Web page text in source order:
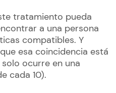
tratamiento pueda
a una persona
compatibles. Y
esa coincidencia está
ocurre en una
cada 10).